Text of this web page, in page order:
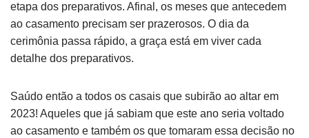
etapa dos preparativos. Afinal, os meses que antecedem
ao casamento precisam ser prazerosos. O dia da
cerimônia passa rápido, a graça está em viver cada
detalhe dos preparativos.
Saúdo então a todos os casais que subirão ao altar em
2023! Aqueles que já sabiam que este ano seria voltado
ao casamento e também os que tomaram essa decisão no